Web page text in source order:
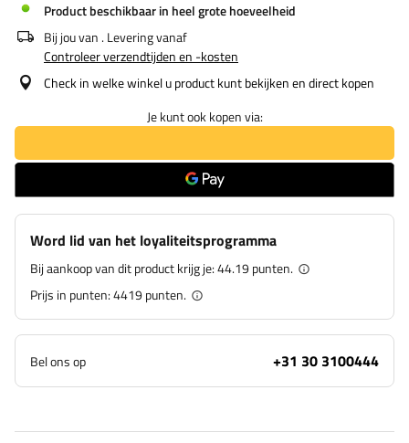
Product beschikbaar in heel grote hoeveelheid
Bij jou van . Levering vanaf
Controleer verzendtijden en -kosten
Check in welke winkel u product kunt bekijken en direct kopen
Je kunt ook kopen via:
Word lid van het loyaliteitsprogramma
Bij aankoop van dit product krijg je:44.19 punten.
Prijs in punten:4419punten.
Bel ons op +31 30 3100444